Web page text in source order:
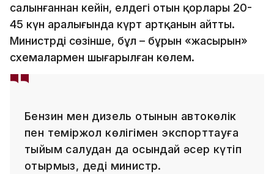
салынғаннан кейін, елдегі отын қорлары 20-
45 күн аралығында күрт артқанын айтты.
Министрдің сөзінше, бұл – бұрын «жасырын»
схемалармен шығарылған көлем.
Бензин мен дизель отынын автокөлік
пен теміржол көлігімен экспорттауға
тыйым салудан да осындай әсер күтіп
отырмыз, деді министр.